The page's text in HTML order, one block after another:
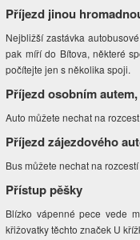
Příjezd jinou
Nejbližší zastávka
pak míří do Bítova, některé
počítejte jen s několika spoji.
Příjezd osobním
Auto můžete nechat na
Příjezd zájezdového
Bus můžete nechat na
Přístup pěšky
Blízko vápenné pece vede
křižovatky těchto značek U